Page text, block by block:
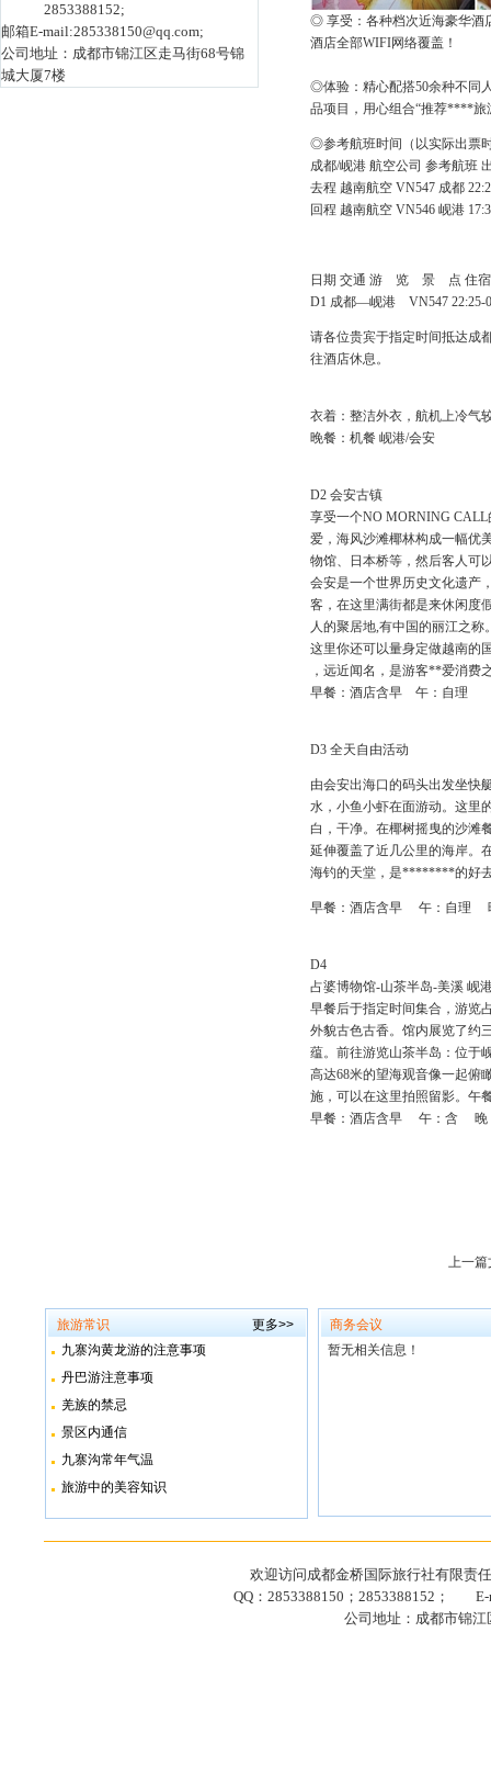
2853388152;
邮箱E-mail:285338150@qq.com;
公司地址：成都市锦江区走马街68号锦
城大厦7楼
◎ 享受：各种档次近海豪华酒
酒店全部WIFI网络覆盖！
◎体验：精心配搭50余种不同
品项目，用心组合“推荐****旅
◎参考航班时间（以实际出票
成都/岘港 航空公司 参考航班
去程 越南航空 VN547 成都
回程 越南航空 VN546 岘港
日期 交通 游 览 景 点 住宿
D1 成都―岘港 VN547 22:25-
请各位贵宾于指定时间抵达
往酒店休息。
衣着：整洁外衣，航机上冷气
晚餐：机餐 岘港/会安
D2 会安古镇
享受一个NO MORNING
爱，海风沙滩椰林构成一幅优
物馆、日本桥等，然后客人可
会安是一个世界历史文化遗产
客，在这里满街都是来休闲度
人的聚居地,有中国的丽江之
这里你还可以量身定做越南的
，远近闻名，是游客**爱消费
早餐：酒店含早 午：自理
D3 全天自由活动
由会安出海口的码头出发坐快
水，小鱼小虾在面游动。这里
白，干净。在椰树摇曳的沙滩
延伸覆盖了近几公里的海岸。
海钓的天堂，是********的好
早餐：酒店含早 午：自理
D4
占婆博物馆-山茶半岛-美溪 岘
早餐后于指定时间集合，游览
外貌古色古香。馆内展览了约
蕴。前往游览山茶半岛：位于
高达68米的望海观音像一起俯
施，可以在这里拍照留影。午
早餐：酒店含早 午：含 晚
上一篇
旅游常识
更多>>
九寨沟黄龙游的注意事项
丹巴游注意事项
羌族的禁忌
景区内通信
九寨沟常年气温
旅游中的美容知识
商务会议
暂无相关信息！
欢迎访问成都金桥国际旅行社有限责
QQ：2853388150；2853388152； E-
公司地址：成都市锦